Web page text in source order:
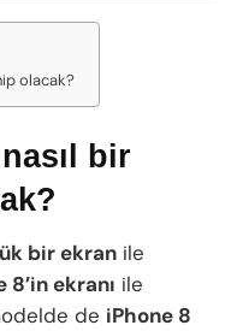
olacak?
bir
bir ekran ile
8’in ekranı ile
de iPhone 8